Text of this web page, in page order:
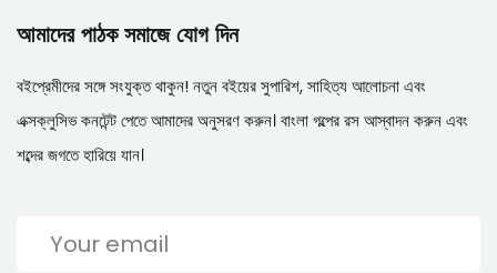
আমাদের পাঠক সমাজে যোগ দিন
বইপ্রেমীদের সঙ্গে সংযুক্ত থাকুন! নতুন বইয়ের সুপারিশ, সাহিত্য আলোচনা এবং
এক্সক্লুসিভ কনটেন্ট পেতে আমাদের অনুসরণ করুন। বাংলা গল্পের রস আস্বাদন করুন এবং
শব্দের জগতে হারিয়ে যান।